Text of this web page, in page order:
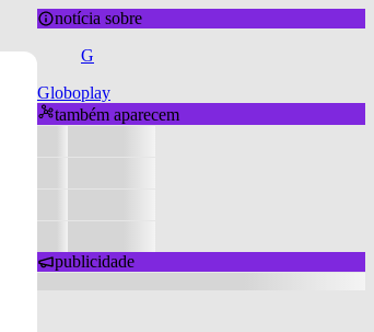
notícia sobre
G
Globoplay
também aparecem
publicidade